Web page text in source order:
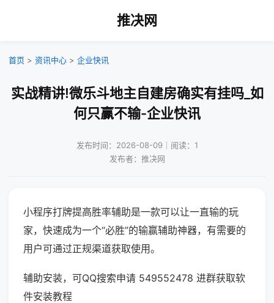
推决网
首页 > 资讯中心 > 企业快讯
实战精讲!微乐斗地主自建房确实有挂吗_如
何只赢不输-企业快讯
发布时间：2026-08-09｜阅读：1
发布者：推决网
小程序打牌提高胜率辅助是一款可以让一直输的玩
家，快速成为一个“必胜”的输赢辅助神器，有需要的
用户可通过正规渠道获取使用。
辅助安装，可QQ搜索申请 549552478 进群获取软
件安装教程